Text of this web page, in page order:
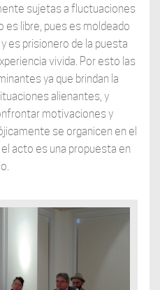
sujetas a fluctuaciones
es libre, pues es moldeado
es prisionero de la puesta
vivida. Por esto las
ya que brindan la
alienantes, y
motivaciones y
se organicen en el
acto es una propuesta en